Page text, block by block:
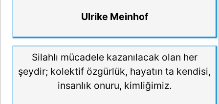
Ulrike Meinhof
Silahlı mücadele kazanılacak olan her
şeydir; kolektif özgürlük, hayatın ta kendisi,
insanlık onuru, kimliğimiz.